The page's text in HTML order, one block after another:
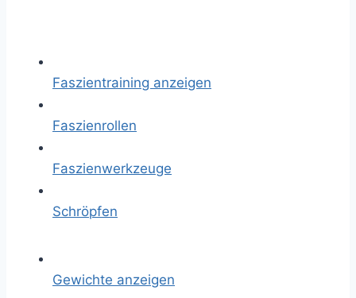
Faszientraining anzeigen
Faszienrollen
Faszienwerkzeuge
Schröpfen
Gewichte anzeigen